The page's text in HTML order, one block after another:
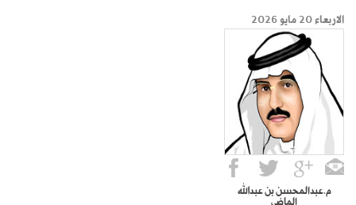
الاربعاء 20 مايو 2026
م.عبدالمحسن بن عبدالله
الماضي